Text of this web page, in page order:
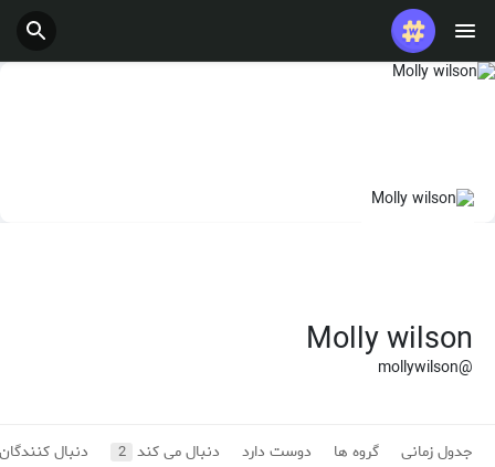
پست های محبوب
Molly wilson
@mollywilson
جدول زمانی گروه ها دوست دارد دنبال می کند 2 دنبال